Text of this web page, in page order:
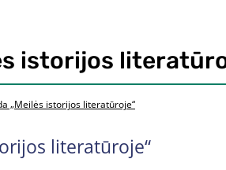
istorijos
„Meilės istorijos literatūroje“
literatūroje“